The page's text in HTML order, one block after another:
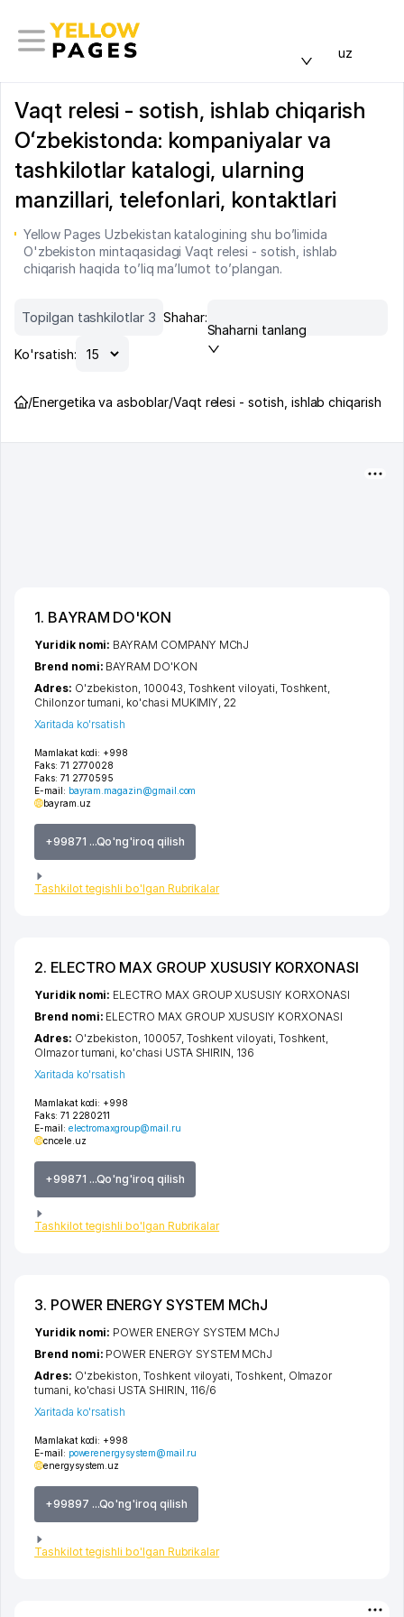
uz
Vaqt relesi - sotish, ishlab chiqarish
Oʻzbekistonda: kompaniyalar va
tashkilotlar katalogi, ularning
manzillari, telefonlari, kontaktlari
Yellow Pages Uzbekistan katalogining shu bo’limida
O'zbekiston mintaqasidagi Vaqt relesi - sotish, ishlab
chiqarish haqida to’liq ma’lumot to’plangan.
Topilgan tashkilotlar 3 Shahar:
Shaharni tanlang
Ko'rsatish:
/Energetika va asboblar/Vaqt relesi - sotish, ishlab chiqarish
1. BAYRAM DO'KON
Mamlakat kodi: +998
Faks: 71 2770028
Faks: 71 2770595
E-mail: bayram.magazin@gmail.com
bayram.uz
+99871 ...Qo'ng'iroq qilish
Tashkilot tegishli bo'lgan Rubrikalar
Yuridik nomi: BAYRAM COMPANY MChJ
Brend nomi: BAYRAM DO'KON
Adres: O'zbekiston, 100043, Toshkent viloyati, Toshkent,
Chilonzor tumani, ko'chasi MUKIMIY, 22
Xaritada ko'rsatish
2. ELECTRO MAX GROUP XUSUSIY KORXONASI
Mamlakat kodi: +998
Faks: 71 2280211
E-mail: electromaxgroup@mail.ru
cncele.uz
+99871 ...Qo'ng'iroq qilish
Tashkilot tegishli bo'lgan Rubrikalar
Yuridik nomi: ELECTRO MAX GROUP XUSUSIY KORXONASI
Brend nomi: ELECTRO MAX GROUP XUSUSIY KORXONASI
Adres: O'zbekiston, 100057, Toshkent viloyati, Toshkent,
Olmazor tumani, ko'chasi USTA SHIRIN, 136
Xaritada ko'rsatish
3. POWER ENERGY SYSTEM MChJ
Mamlakat kodi: +998
E-mail: powerenergysystem@mail.ru
energysystem.uz
+99897 ...Qo'ng'iroq qilish
Tashkilot tegishli bo'lgan Rubrikalar
Yuridik nomi: POWER ENERGY SYSTEM MChJ
Brend nomi: POWER ENERGY SYSTEM MChJ
Adres: O'zbekiston,Toshkent viloyati,Toshkent, Olmazor
tumani, ko'chasi USTA SHIRIN, 116/6
Xaritada ko'rsatish